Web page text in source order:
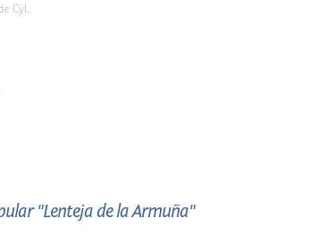
CyL
"Lenteja de la Armuña"